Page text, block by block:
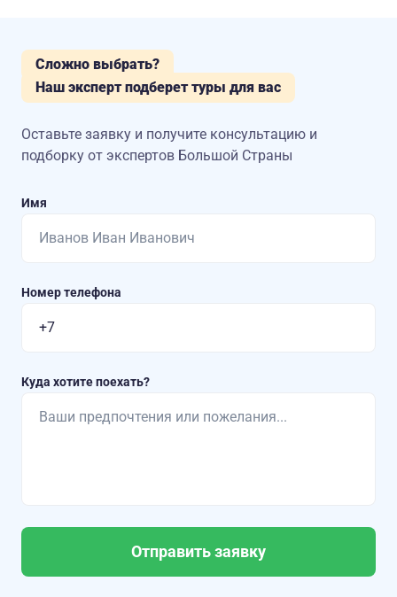
Сложно выбрать?
Наш эксперт подберет туры для вас
Оставьте заявку и получите консультацию и
подборку от экспертов Большой Страны
Имя
Номер телефона
Куда хотите поехать?
Отправить заявку